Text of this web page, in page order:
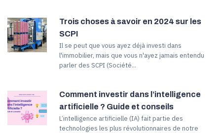
Trois choses à savoir en 2024 sur les
SCPI
Il se peut que vous ayez déjà investi dans
l'immobilier, mais que vous n'ayez jamais entendu
parler des SCPI (Société...
Comment investir dans l’intelligence
artificielle ? Guide et conseils
L’intelligence artificielle (IA) fait partie des
technologies les plus révolutionnaires de notre